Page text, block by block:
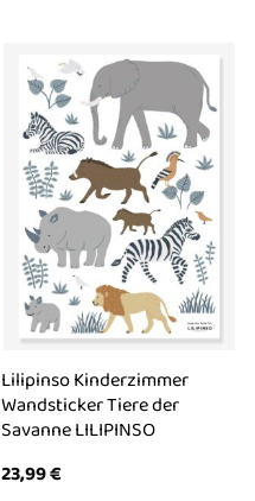
Lilipinso Kinderzimmer
Wandsticker Tiere der
Savanne LILIPINSO
23,99€